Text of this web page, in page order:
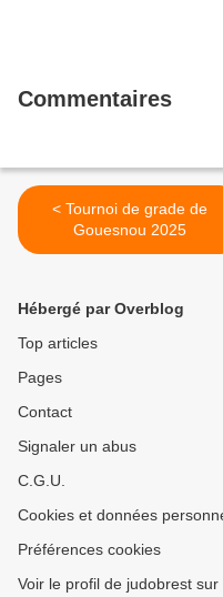
Commentaires
< Tournoi de grade de
Gouesnou 2025
Hébergé par Overblog
Top articles
Pages
Contact
Signaler un abus
C.G.U.
Cookies et données
Préférences cookies
Voir le profil de judobrest